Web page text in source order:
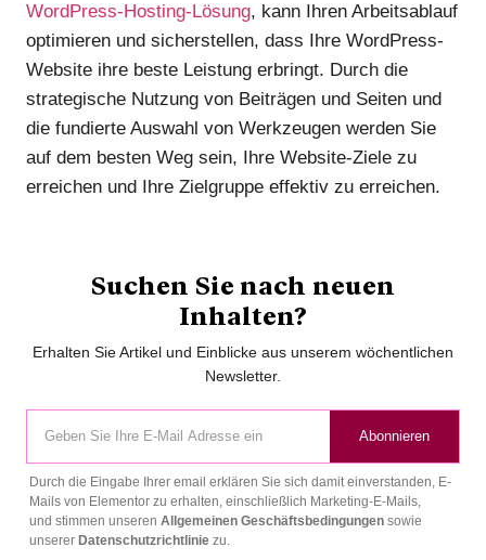
WordPress-Hosting-Lösung, kann Ihren Arbeitsablauf
optimieren und sicherstellen, dass Ihre WordPress-
Website ihre beste Leistung erbringt. Durch die
strategische Nutzung von Beiträgen und Seiten und
die fundierte Auswahl von Werkzeugen werden Sie
auf dem besten Weg sein, Ihre Website-Ziele zu
erreichen und Ihre Zielgruppe effektiv zu erreichen.
Suchen Sie nach neuen
Inhalten?
Erhalten Sie Artikel und Einblicke aus unserem wöchentlichen
Newsletter.
Abonnieren
Durch die Eingabe Ihrer email erklären Sie sich damit einverstanden, E-
Mails von Elementor zu erhalten, einschließlich Marketing-E-Mails,
und stimmen unseren Allgemeinen Geschäftsbedingungen sowie
unserer Datenschutzrichtlinie zu.